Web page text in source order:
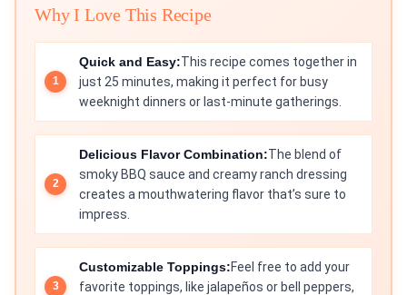
Why I Love This Recipe
Quick and Easy:This recipe comes together in
just 25 minutes, making it perfect for busy
weeknight dinners or last-minute gatherings.
Delicious Flavor Combination:The blend of
smoky BBQ sauce and creamy ranch dressing
creates a mouthwatering flavor that’s sure to
impress.
Customizable Toppings:Feel free to add your
favorite toppings, like jalapeños or bell peppers,